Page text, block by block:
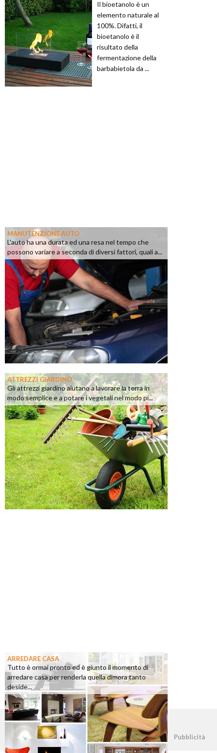
Il bioetanolo è un
elemento naturale al
100%. Difatti, il
bioetanolo è il
risultato della
fermentazione della
barbabietola da ...
MANUTENZIONE AUTO
L'auto ha una durata ed una resa nel tempo che
possono variare a seconda di diversi fattori, quali a...
ATTREZZI GIARDINO
Gli attrezzi giardino aiutano a lavorare la terra in
modo semplice e a potare i vegetali nel modo pi...
ARREDARE CASA
Tutto è ormai pronto ed è giunto il momento di
arredare casa per renderla quella dimora tanto
deside...
©2026 - casapratica.org - p.iva 03338800984 Pubblicità